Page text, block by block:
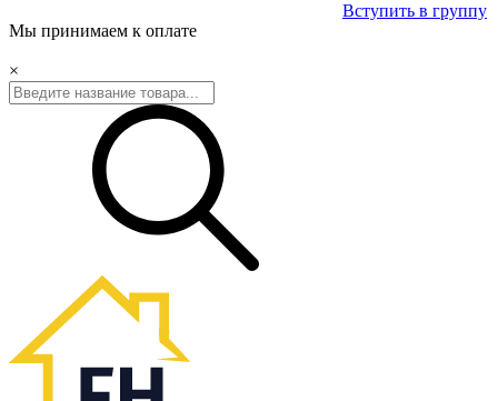
Вступить в группу
Мы принимаем к оплате
×